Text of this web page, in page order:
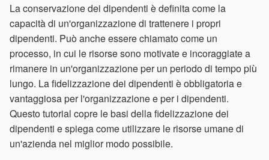
La conservazione dei dipendenti è definita come la
capacità di un'organizzazione di trattenere i propri
dipendenti. Può anche essere chiamato come un
processo, in cui le risorse sono motivate e incoraggiate a
rimanere in un'organizzazione per un periodo di tempo più
lungo. La fidelizzazione dei dipendenti è obbligatoria e
vantaggiosa per l'organizzazione e per i dipendenti.
Questo tutorial copre le basi della fidelizzazione dei
dipendenti e spiega come utilizzare le risorse umane di
un'azienda nel miglior modo possibile.